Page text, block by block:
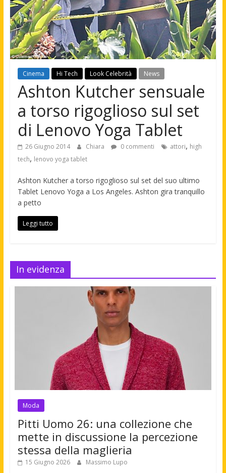
Cinema Hi Tech Look Celebrità News
Ashton Kutcher sensuale
a torso rigoglioso sul set
di Lenovo Yoga Tablet
26 Giugno 2014 Chiara 0 commenti attori, high
tech, lenovo yoga tablet
Ashton Kutcher a torso rigoglioso sul set del suo ultimo
Tablet Lenovo Yoga a Los Angeles. Ashton gira tranquillo
a petto
Leggi tutto
In evidenza
Moda
Pitti Uomo 26: una collezione che
mette in discussione la percezione
stessa della maglieria
15 Giugno 2026 Massimo Lupo